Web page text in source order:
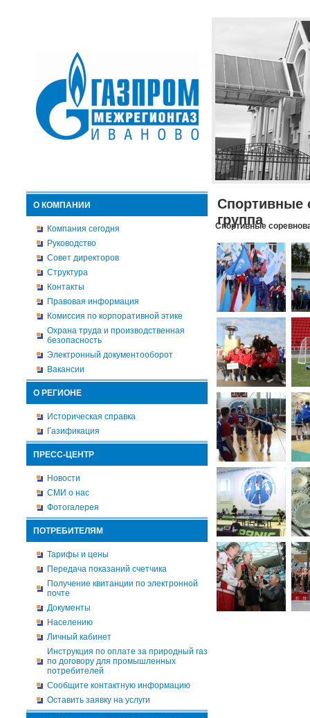
О КОМПАНИИ
Компания сегодня
Руководство
Совет директоров
Структура
Контакты
Правовая информация
Комиссия по корпоративной этике
Охрана труда и производственная
безопасность
Электронный документооборот
Вакансии
О РЕГИОНЕ
Историческая справка
Газификация
ПРЕСС-ЦЕНТР
Новости
СМИ о нас
Фотогалерея
ПОТРЕБИТЕЛЯМ
Тарифы и цены
Передача показаний счетчика
Получение квитанции по электронной
почте
Документы
Населению
Личный кабинет
Инструкция по оплате за природный газ
по договору для промышленных
потребителей
Сообщите контактную информацию
Оставить заявку на услуги
Спортивные
группа
Спортивные